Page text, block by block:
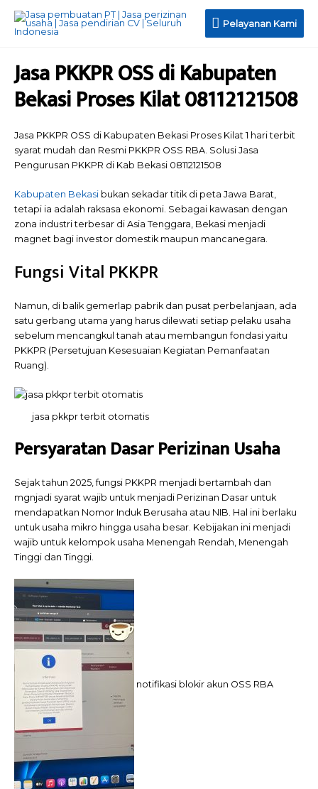
Pelayanan Kami
Jasa PKKPR OSS di Kabupaten
Bekasi Proses Kilat 08112121508
Jasa PKKPR OSS di Kabupaten Bekasi Proses Kilat 1 hari terbit
syarat mudah dan Resmi PKKPR OSS RBA. Solusi Jasa
Pengurusan PKKPR di Kab Bekasi 08112121508
Kabupaten Bekasi bukan sekadar titik di peta Jawa Barat,
tetapi ia adalah raksasa ekonomi. Sebagai kawasan dengan
zona industri terbesar di Asia Tenggara, Bekasi menjadi
magnet bagi investor domestik maupun mancanegara.
Fungsi Vital PKKPR
Namun, di balik gemerlap pabrik dan pusat perbelanjaan, ada
satu gerbang utama yang harus dilewati setiap pelaku usaha
sebelum mencangkul tanah atau membangun fondasi yaitu
PKKPR (Persetujuan Kesesuaian Kegiatan Pemanfaatan
Ruang).
jasa pkkpr terbit otomatis
Persyaratan Dasar Perizinan Usaha
Sejak tahun 2025, fungsi PKKPR menjadi bertambah dan
mgnjadi syarat wajib untuk menjadi Perizinan Dasar untuk
mendapatkan Nomor Induk Berusaha atau NIB. Hal ini berlaku
untuk usaha mikro hingga usaha besar. Kebijakan ini menjadi
wajib untuk kelompok usaha Menengah Rendah, Menengah
Tinggi dan Tinggi.
notifikasi blokir akun OSS RBA